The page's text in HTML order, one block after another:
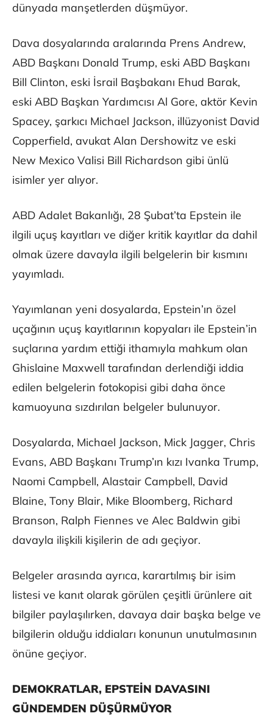
dünyada manşetlerden düşmüyor.
Dava dosyalarında aralarında Prens Andrew,
ABD Başkanı Donald Trump, eski ABD Başkanı
Bill Clinton, eski İsrail Başbakanı Ehud Barak,
eski ABD Başkan Yardımcısı Al Gore, aktör Kevin
Spacey, şarkıcı Michael Jackson, illüzyonist David
Copperfield, avukat Alan Dershowitz ve eski
New Mexico Valisi Bill Richardson gibi ünlü
isimler yer alıyor.
ABD Adalet Bakanlığı, 28 Şubat’ta Epstein ile
ilgili uçuş kayıtları ve diğer kritik kayıtlar da dahil
olmak üzere davayla ilgili belgelerin bir kısmını
yayımladı.
Yayımlanan yeni dosyalarda, Epstein’ın özel
uçağının uçuş kayıtlarının kopyaları ile Epstein’in
suçlarına yardım ettiği ithamıyla mahkum olan
Ghislaine Maxwell tarafından derlendiği iddia
edilen belgelerin fotokopisi gibi daha önce
kamuoyuna sızdırılan belgeler bulunuyor.
Dosyalarda, Michael Jackson, Mick Jagger, Chris
Evans, ABD Başkanı Trump’ın kızı Ivanka Trump,
Naomi Campbell, Alastair Campbell, David
Blaine, Tony Blair, Mike Bloomberg, Richard
Branson, Ralph Fiennes ve Alec Baldwin gibi
davayla ilişkili kişilerin de adı geçiyor.
Belgeler arasında ayrıca, karartılmış bir isim
listesi ve kanıt olarak görülen çeşitli ürünlere ait
bilgiler paylaşılırken, davaya dair başka belge ve
bilgilerin olduğu iddiaları konunun unutulmasının
önüne geçiyor.
DEMOKRATLAR, EPSTEİN DAVASINI
GÜNDEMDEN DÜŞÜRMÜYOR